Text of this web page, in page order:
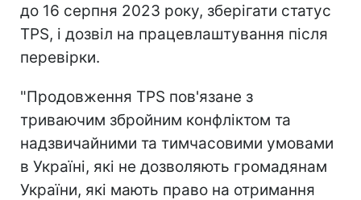
до 16 серпня 2023 року, зберігати статус
TPS, і дозвіл на працевлаштування після
перевірки.
"Продовження TPS пов'язане з
триваючим збройним конфліктом та
надзвичайними та тимчасовими умовами
в Україні, які не дозволяють громадянам
України, які мають право на отримання